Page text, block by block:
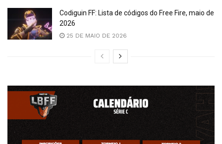
Codiguin FF: Lista de códigos do Free Fire, maio de
2026
25 DE MAIO DE 2026